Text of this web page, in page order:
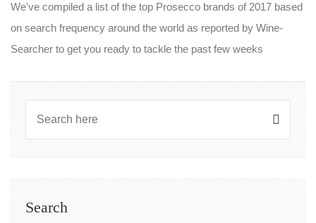
We've compiled a list of the top Prosecco brands of 2017 based
on search frequency around the world as reported by Wine-
Searcher to get you ready to tackle the past few weeks
Search